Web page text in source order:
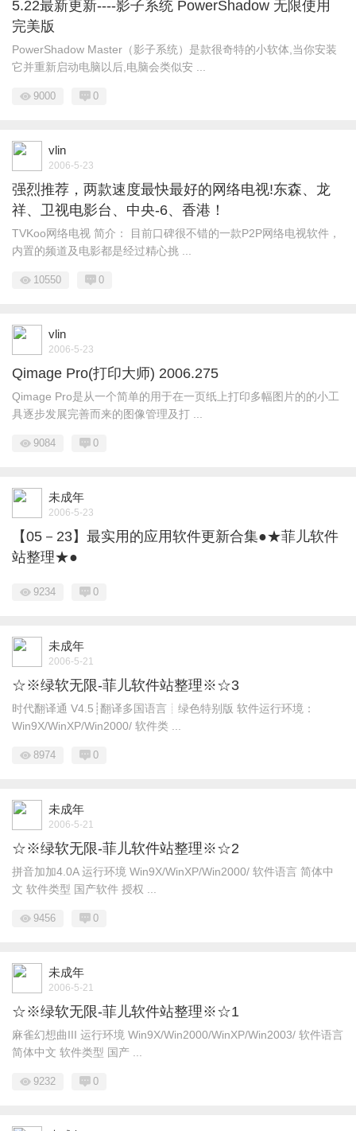
5.22最新更新----影子系统 PowerShadow 无限使用
完美版
PowerShadow Master（影子系统）是款很奇特的小软体,当你安装
它并重新启动电脑以后,电脑会类似安 ...
9000 0
vlin
2006-5-23
强烈推荐，两款速度最快最好的网络电视!东森、龙
祥、卫视电影台、中央-6、香港！
TVKoo网络电视 简介： 目前口碑很不错的一款P2P网络电视软件，
内置的频道及电影都是经过精心挑 ...
10550 0
vlin
2006-5-23
Qimage Pro(打印大师) 2006.275
Qimage Pro是从一个简单的用于在一页纸上打印多幅图片的的小工
具逐步发展完善而来的图像管理及打 ...
9084 0
未成年
2006-5-23
【05－23】最实用的应用软件更新合集●★菲儿软件
站整理★●
9234 0
未成年
2006-5-21
☆※绿软无限-菲儿软件站整理※☆3
时代翻译通 V4.5┊翻译多国语言┊绿色特别版 软件运行环境：
Win9X/WinXP/Win2000/ 软件类 ...
8974 0
未成年
2006-5-21
☆※绿软无限-菲儿软件站整理※☆2
拼音加加4.0A 运行环境 Win9X/WinXP/Win2000/ 软件语言 简体中
文 软件类型 国产软件 授权 ...
9456 0
未成年
2006-5-21
☆※绿软无限-菲儿软件站整理※☆1
麻雀幻想曲III 运行环境 Win9X/Win2000/WinXP/Win2003/ 软件语言
简体中文 软件类型 国产 ...
9232 0